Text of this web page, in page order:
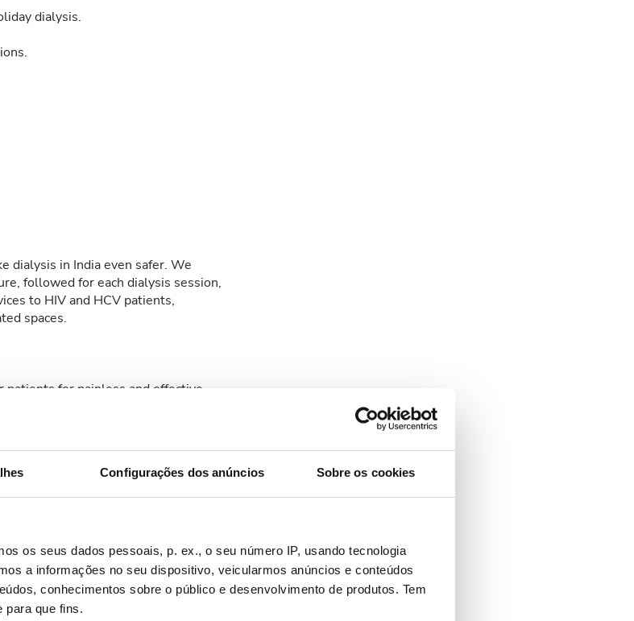
Configurações dos anúncios Sobre os cookies
os seus dados pessoais, p. ex., o seu número IP, usando tecnologia
a informações no seu dispositivo, veicularmos anúncios e conteúdos
conhecimentos sobre o público e desenvolvimento de produtos. Tem
para que fins.
dialysis.
dialysis in India even safer. We
followed for each dialysis session,
to HIV and HCV patients,
spaces.
for painless and effective
needles, which make dialysis a